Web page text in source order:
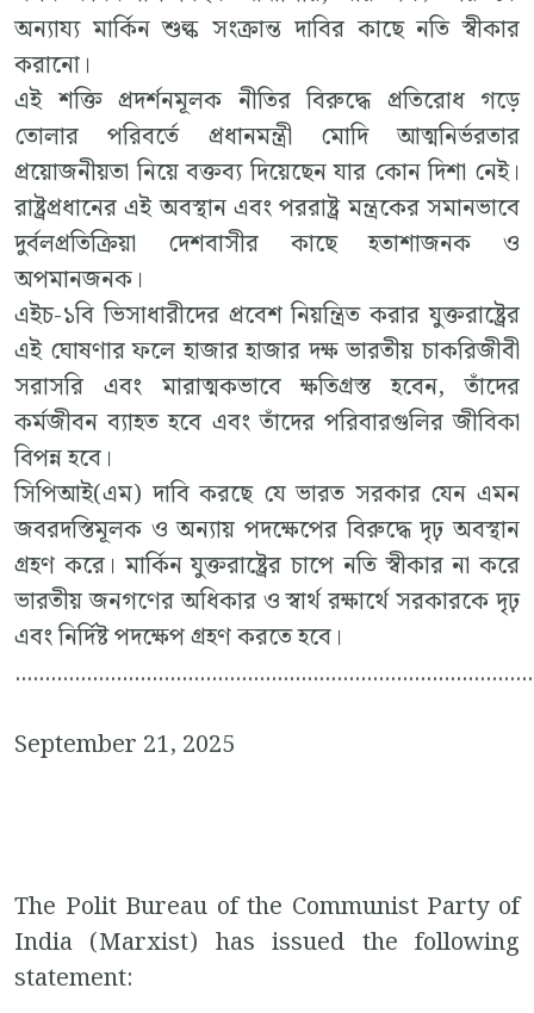
অন্যায্য মার্কিন শুল্ক সংক্রান্ত দাবির কাছে নতি স্বীকার
করানো।
এই শক্তি প্রদর্শনমূলক নীতির বিরুদ্ধে প্রতিরোধ গড়ে
তোলার পরিবর্তে প্রধানমন্ত্রী মোদি আত্মনির্ভরতার
প্রয়োজনীয়তা নিয়ে বক্তব্য দিয়েছেন যার কোন দিশা নেই।
রাষ্ট্রপ্রধানের এই অবস্থান এবং পররাষ্ট্র মন্ত্রকের সমানভাবে
দুর্বলপ্রতিক্রিয়া দেশবাসীর কাছে হতাশাজনক ও
অপমানজনক।
এইচ-১বি ভিসাধারীদের প্রবেশ নিয়ন্ত্রিত করার যুক্তরাষ্ট্রের
এই ঘোষণার ফলে হাজার হাজার দক্ষ ভারতীয় চাকরিজীবী
সরাসরি এবং মারাত্মকভাবে ক্ষতিগ্রস্ত হবেন, তাঁদের
কর্মজীবন ব্যাহত হবে এবং তাঁদের পরিবারগুলির জীবিকা
বিপন্ন হবে।
সিপিআই(এম) দাবি করছে যে ভারত সরকার যেন এমন
জবরদস্তিমূলক ও অন্যায় পদক্ষেপের বিরুদ্ধে দৃঢ় অবস্থান
গ্রহণ করে। মার্কিন যুক্তরাষ্ট্রের চাপে নতি স্বীকার না করে
ভারতীয় জনগণের অধিকার ও স্বার্থ রক্ষার্থে সরকারকে দৃঢ়
এবং নির্দিষ্ট পদক্ষেপ গ্রহণ করতে হবে।
September 21, 2025
The Polit Bureau of the Communist Party of
India (Marxist) has issued the following
statement: